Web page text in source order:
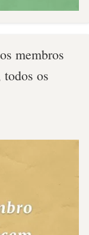
membros
os